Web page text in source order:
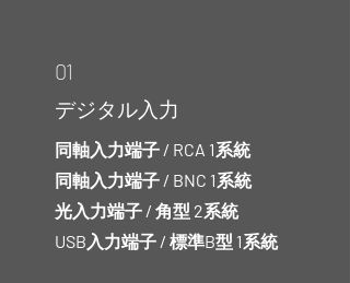
01
デジタル入力
同軸入力端子 / RCA 1系統
同軸入力端子 / BNC 1系統
光入力端子 / 角型 2系統
USB入力端子 / 標準B型 1系統